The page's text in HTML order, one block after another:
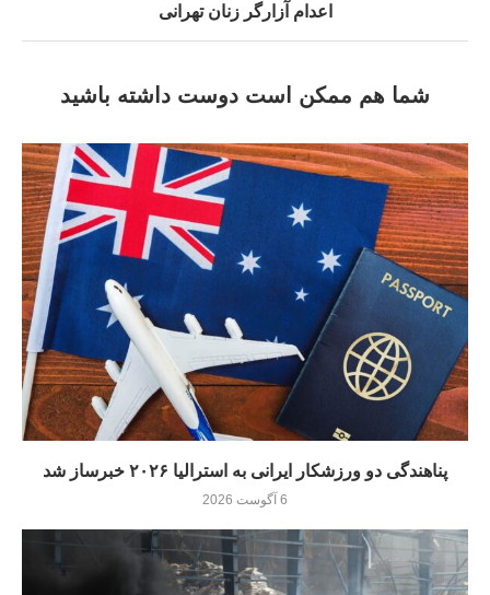
اعدام آزارگر زنان تهرانی
شما هم ممکن است دوست داشته باشید
پناهندگی دو ورزشکار ایرانی به استرالیا ۲۰۲۶ خبرساز شد
6 آگوست 2026